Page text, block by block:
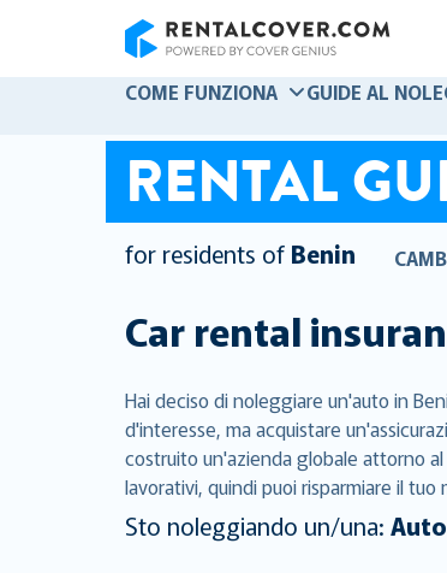
COME FUNZIONA
GUIDE AL
RENTAL
for residents of Benin
Car rental
Hai deciso di noleggiare un'auto in
d'interesse, ma acquistare
costruito un'azienda globale attorno
lavorativi, quindi puoi risparmiare il
Sto noleggiando un/una: Auto